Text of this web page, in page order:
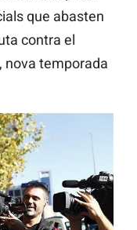
que abasten
contra el
nova temporada